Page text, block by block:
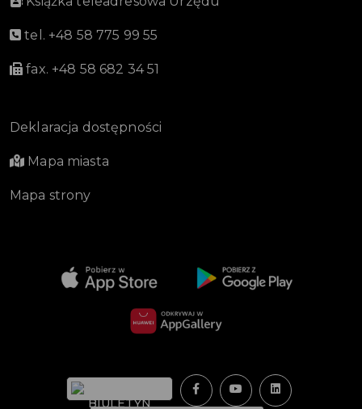
tel. +48 58 775 99 55
fax. +48 58 682 34 51
Deklaracja dostępności
Mapa miasta
Mapa strony